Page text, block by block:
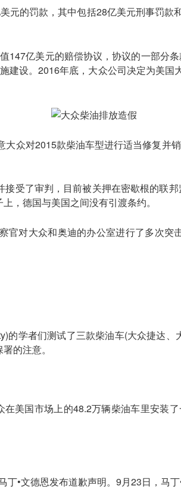
元的罚款，其中包括28亿美元刑事罚
亿美元的赔偿协议，协议的一部分
设。2016年底，大众公司决定为美
众对2015款柴油车型进行适当修复并
受了审判，目前被关押在密歇根的联
，德国与美国之间没有引渡条约。
对大众和奥迪的办公室进行了多次
学者们测试了三款柴油车(大众捷达
的注意。
美国市场上的48.2万辆柴油车里安装
•文德恩发布道歉声明。9月23日，马